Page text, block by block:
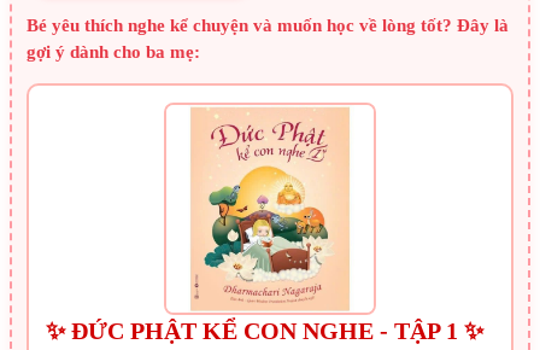
Bé yêu thích nghe kể chuyện và muốn học về lòng tốt? Đây là
gợi ý dành cho ba mẹ:
✨ ĐỨC PHẬT KỂ CON NGHE - TẬP 1 ✨